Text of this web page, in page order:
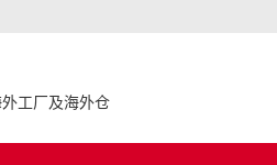
工厂及海外仓